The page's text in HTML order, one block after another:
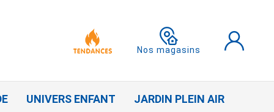
Nos magasins
UNIVERS ENFANT JARDIN PLEIN AIR